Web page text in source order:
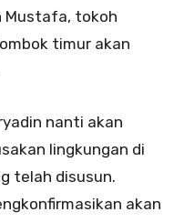
Mustafa, tokoh
timur akan
nanti akan
lingkungan di
telah disusun.
akan